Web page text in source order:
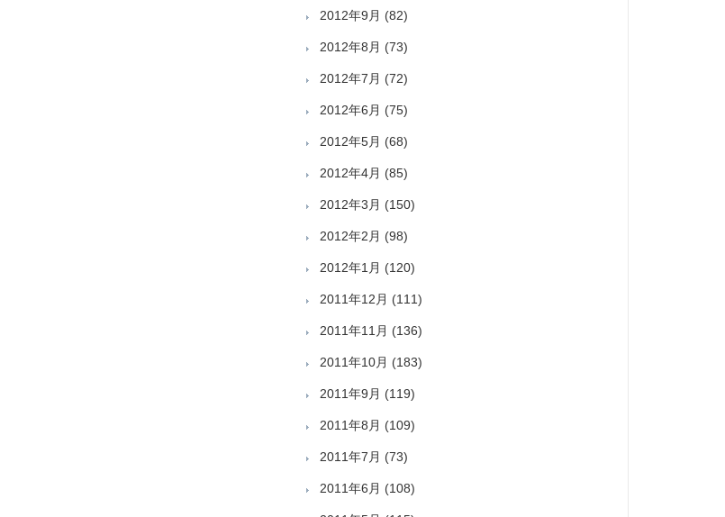
2012年9月 (82)
2012年8月 (73)
2012年7月 (72)
2012年6月 (75)
2012年5月 (68)
2012年4月 (85)
2012年3月 (150)
2012年2月 (98)
2012年1月 (120)
2011年12月 (111)
2011年11月 (136)
2011年10月 (183)
2011年9月 (119)
2011年8月 (109)
2011年7月 (73)
2011年6月 (108)